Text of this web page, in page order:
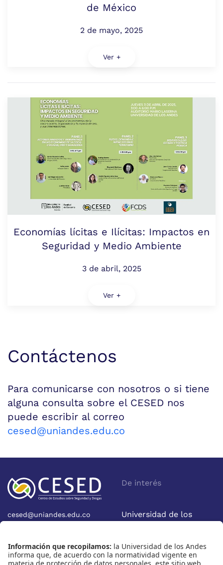
de México
2 de mayo, 2025
Ver +
Economías lícitas e Ilícitas: Impactos en
Seguridad y Medio Ambiente
3 de abril, 2025
Ver +
Contáctenos
Para comunicarse con nosotros o si tiene
alguna consulta sobre el CESED nos
puede escribir al correo
cesed@uniandes.edu.co
cesed@uniandes.edu.co
Bogotá - Colombia
De interés
Universidad de los
Facultad de Economía